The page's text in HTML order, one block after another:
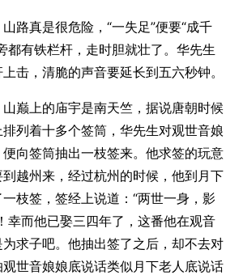
路真是很危险，“一失足”便要“成千
都有铁栏杆，走时胆就壮了。华先生
击，清脆的声音要延长到五六秒钟。
巅上的庙宇是南天竺，据说唐朝时候
列着十多个签筒，华先生对观世音娘
向签筒抽出一枝签来。他求签的玩意
越州来，经过杭州的时候，他到月下
枝签，签经上说道：“两世一身，影
幸而他已娶三四年了，这番他在观音
求子吧。他抽出签了之后，却不去对
世音娘娘底说话类似月下老人底说话